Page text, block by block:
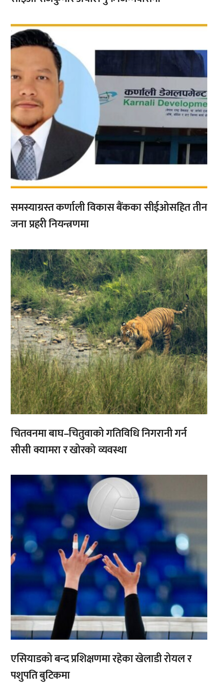
,
समस्याग्रस्त कर्णाली विकास बैंकका सीईओसहित तीन
जना प्रहरी नियन्त्रणमा
,
चितवनमा बाघ–चितुवाको गतिविधि निगरानी गर्न
सीसी क्यामरा र खोरको व्यवस्था
,
एसियाडको बन्द प्रशिक्षणमा रहेका खेलाडी रोयल र
पशुपति बुटिकमा